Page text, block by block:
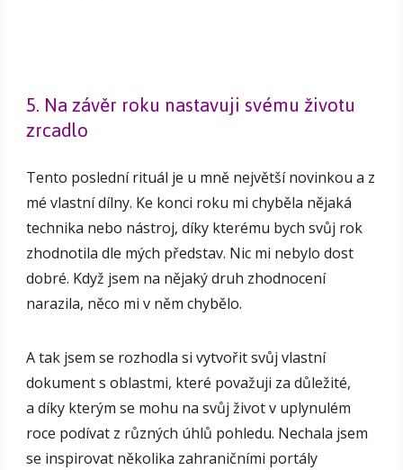
5. Na závěr roku nastavuji svému životu
zrcadlo
Tento poslední rituál je u mně největší novinkou a z
mé vlastní dílny. Ke konci roku mi chyběla nějaká
technika nebo nástroj, díky kterému bych svůj rok
zhodnotila dle mých představ. Nic mi nebylo dost
dobré. Když jsem na nějaký druh zhodnocení
narazila, něco mi v něm chybělo.
A tak jsem se rozhodla si vytvořit svůj vlastní
dokument s oblastmi, které považuji za důležité,
a díky kterým se mohu na svůj život v uplynulém
roce podívat z různých úhlů pohledu. Nechala jsem
se inspirovat několika zahraničními portály